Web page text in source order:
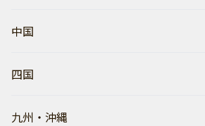
中国
四国
九州・沖縄